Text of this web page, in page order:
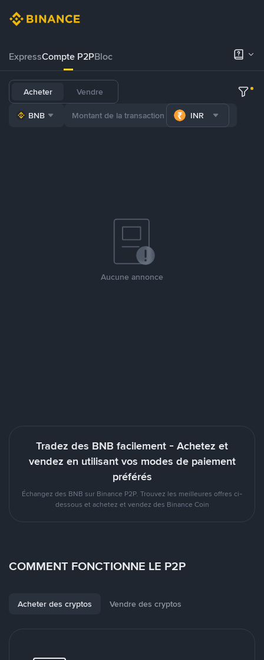
ExpressCompte P2PBloc
Acheter Vendre
BNB INR
Aucune annonce
Tradez des BNB facilement - Achetez et
vendez en utilisant vos modes de paiement
préférés
Échangez des BNB sur Binance P2P. Trouvez les meilleures offres ci-
dessous et achetez et vendez des Binance Coin
COMMENT FONCTIONNE LE P2P
Acheter des cryptos Vendre des cryptos